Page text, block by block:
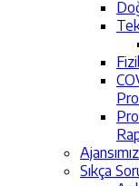
Sıkça